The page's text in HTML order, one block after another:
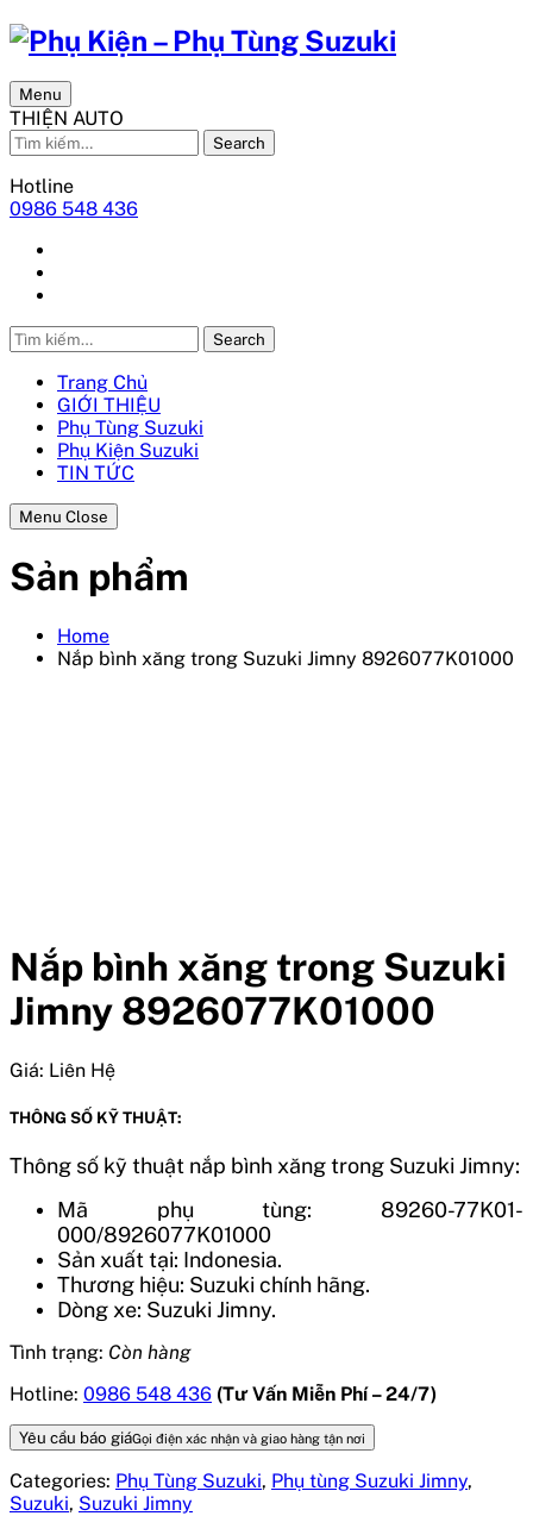
Menu
THIỆN AUTO
Search
Hotline
0986 548 436
Search
Trang Chủ
GIỚI THIỆU
Phụ Tùng Suzuki
Phụ Kiện Suzuki
TIN TỨC
Menu Close
Sản phẩm
Home
Nắp bình xăng trong Suzuki Jimny 8926077K01000
Nắp bình xăng trong Suzuki
Jimny 8926077K01000
Giá: Liên Hệ
THÔNG SỐ KỸ THUẬT:
Thông số kỹ thuật nắp bình xăng trong Suzuki Jimny:
Mã phụ tùng: 89260-77K01-
000/8926077K01000
Sản xuất tại: Indonesia.
Thương hiệu: Suzuki chính hãng.
Dòng xe: Suzuki Jimny.
Tình trạng: Còn hàng
Hotline: 0986 548 436 (Tư Vấn Miễn Phí – 24/7)
Yêu cầu báo giáGọi điện xác nhận và giao hàng tận nơi
Categories: Phụ Tùng Suzuki, Phụ tùng Suzuki Jimny,
Suzuki, Suzuki Jimny